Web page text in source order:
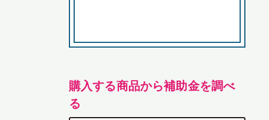
購入する商品から補助金を調べ
る